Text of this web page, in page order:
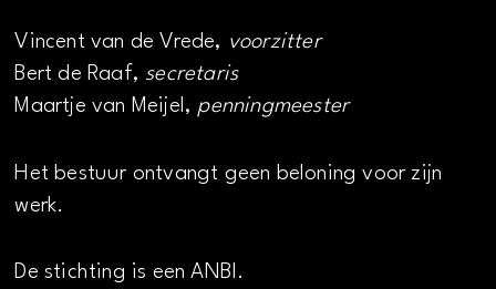
Vincent van de Vrede, voorzitter
Bert de Raaf, secretaris
Maartje van Meijel, penningmeester
Het bestuur ontvangt geen beloning voor zijn
werk.
De stichting is een ANBI.